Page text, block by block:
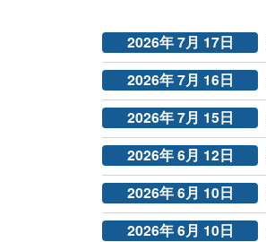
2026年 7月 17日
2026年 7月 16日
2026年 7月 15日
2026年 6月 12日
2026年 6月 10日
2026年 6月 10日